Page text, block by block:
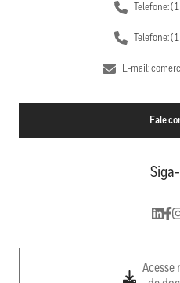
Telefone:
Telefone:
E-mail:
Fale
Acesse